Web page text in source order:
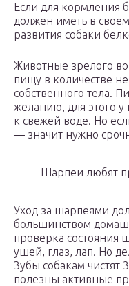
Если для кормления
должен иметь в
развития собаки
Животные зрелого
пищу в количестве
собственного тела.
желанию, для этого у
к свежей воде. Но
— значит нужно
Шарпеи любят
Уход за шарпеями
большинством
проверка состояния
ушей, глаз, лап. Но
Зубы собакам
полезны активные